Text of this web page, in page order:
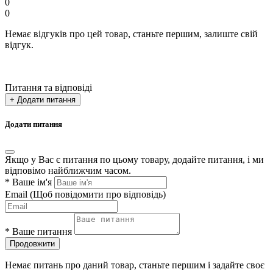
0
0
Немає відгуків про цей товар, станьте першим, залиште свій
відгук.
Питання та відповіді
+ Додати питання
Додати питання
Якщо у Вас є питання по цьому товару, додайте питання, і ми
відповімо найближчим часом.
* Ваше ім'я
Email (Щоб повідомити про відповідь)
* Ваше питання
Продовжити
Немає питань про даний товар, станьте першим і задайте своє